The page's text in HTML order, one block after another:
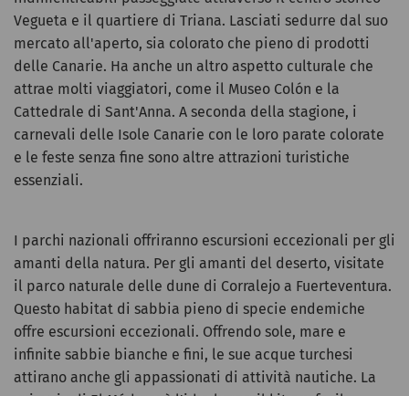
Vegueta e il quartiere di Triana. Lasciati sedurre dal suo
mercato all'aperto, sia colorato che pieno di prodotti
delle Canarie. Ha anche un altro aspetto culturale che
attrae molti viaggiatori, come il Museo Colón e la
Cattedrale di Sant'Anna. A seconda della stagione, i
carnevali delle Isole Canarie con le loro parate colorate
e le feste senza fine sono altre attrazioni turistiche
essenziali.
I parchi nazionali offriranno escursioni eccezionali per gli
amanti della natura. Per gli amanti del deserto, visitate
il parco naturale delle dune di Corralejo a Fuerteventura.
Questo habitat di sabbia pieno di specie endemiche
offre escursioni eccezionali. Offrendo sole, mare e
infinite sabbie bianche e fini, le sue acque turchesi
attirano anche gli appassionati di attività nautiche. La